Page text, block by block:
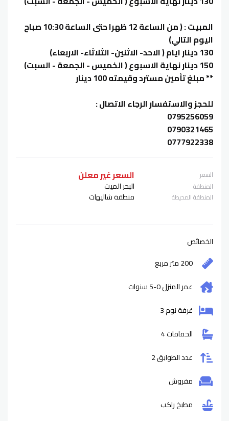
‏المبيت : ( من الساعة 12 ظهرا حتى الساعة 10:30 صباح
اليوم التالي)
‏** مبلغ تأمين مسترد وقيمته 100 دينار
للحجز والاستفسار الرجاء الاتصال :
0795256059
0790321465
0777922338
السعر السعر غير معلن
المنطقة البحر الميت
المنطقة المحيطة منطقة شاليهات
الخصائص
200 متر مربع
عمر المنزل0-5
سنوات
غرفة نوم 3
الحمامات 4
عدد الطوابق 2
مفروش
مطبخ راكب